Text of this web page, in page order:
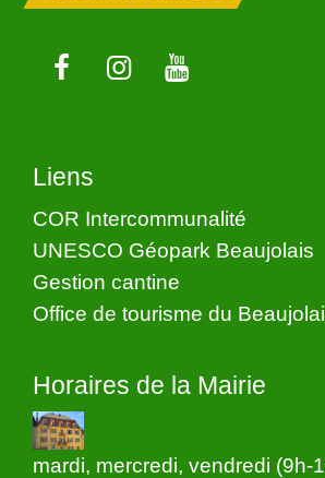
Liens
COR Intercommunalité
UNESCO Géopark Beaujolais
Gestion cantine
Office de tourisme du
Horaires de la Mairie
mardi, mercredi, vendredi (9h-